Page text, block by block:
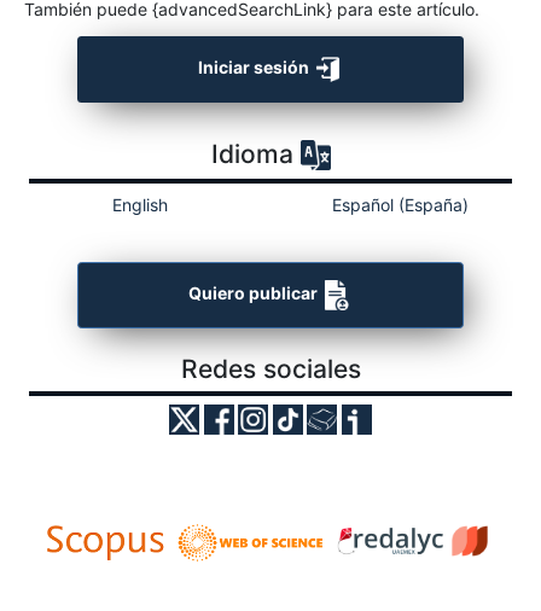
También puede {advancedSearchLink} para este artículo.
Iniciar sesión
Idioma
English Español (España)
Quiero publicar
Redes sociales